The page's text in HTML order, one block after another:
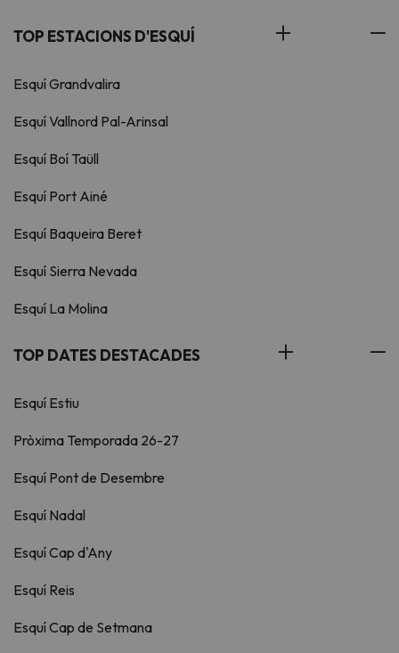
TOP ESTACIONS D'ESQUÍ
Esquí Grandvalira
Esquí Vallnord Pal-Arinsal
Esquí Boí Taüll
Esquí Port Ainé
Esquí Baqueira Beret
Esquí Sierra Nevada
Esquí La Molina
TOP DATES DESTACADES
Esquí Estiu
Pròxima Temporada 26-27
Esquí Pont de Desembre
Esquí Nadal
Esquí Cap d'Any
Esquí Reis
Esquí Cap de Setmana